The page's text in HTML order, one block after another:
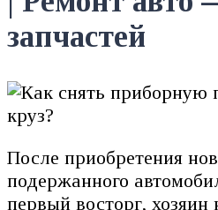
запчастей
После приобретения
подержанного
первый восторг, хозяин